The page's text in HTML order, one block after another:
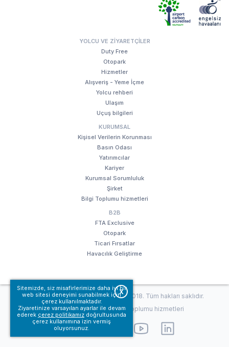
Sitemizde, siz misafirlerimize daha iyi bir
web sitesi deneyimi sunabilmek için
çerez kullanılmaktadır.
Ziyaretinize varsayılan ayarlar ile devam
ederek çerez politikamız doğrultusunda
çerez kullanımına izin vermiş
oluyorsunuz.
X
YOLCU VE ZIYARETÇILER
Duty Free
Otopark
Hizmetler
Alışveriş - Yeme İçme
Yolcu rehberi
Ulaşım
Uçuş bilgileri
KURUMSAL
Kişisel Verilerin Korunması
Basın Odası
Yatırımcılar
Kariyer
Kurumsal Sorumluluk
Şirket
Bilgi Toplumu hizmetleri
B2B
FTA Exclusive
Otopark
Ticari Fırsatlar
Havacılık Geliştirme
© Fraport TAV Antalya Havalimanı, 2018. Tüm hakları saklıdır.
Kullanım koşullarımız
Bilgi Toplumu hizmetleri